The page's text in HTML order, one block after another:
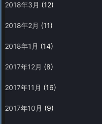
2018年3月 (12)
2018年2月 (11)
2018年1月 (14)
2017年12月 (8)
2017年11月 (16)
2017年10月 (9)